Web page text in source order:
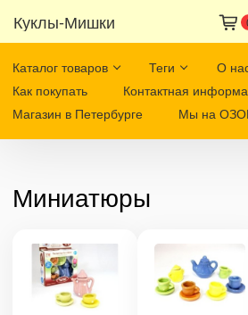
Куклы-Мишки
Каталог товаров Теги
О
Как покупать
Контактная
Магазин в Петербурге
Мы на
Миниатюры